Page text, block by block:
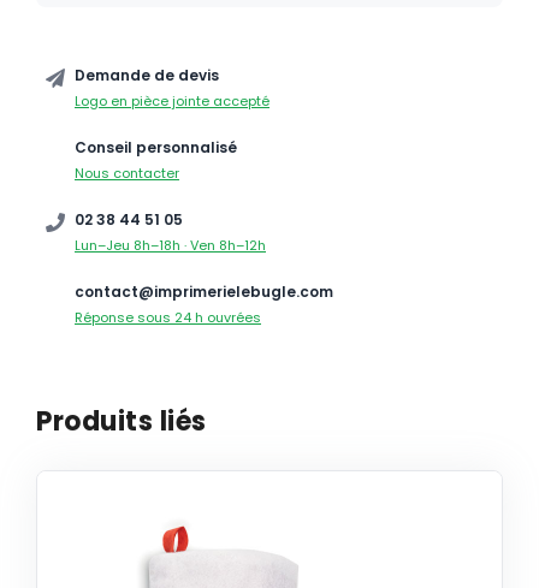
Demande de devis
Logo en pièce jointe accepté
Conseil personnalisé
Nous contacter
02 38 44 51 05
Lun–Jeu 8h–18h · Ven 8h–12h
contact@imprimerielebugle.com
Réponse sous 24 h ouvrées
Produits liés